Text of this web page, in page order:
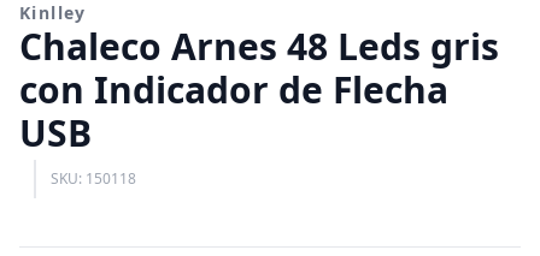
Kinlley
Chaleco Arnes 48 Leds gris
con Indicador de Flecha
USB
SKU: 150118